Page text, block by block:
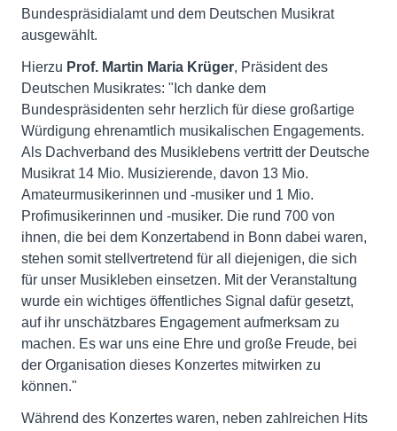
Bundespräsidialamt und dem Deutschen Musikrat
ausgewählt.
Hierzu Prof. Martin Maria Krüger, Präsident des
Deutschen Musikrates: "Ich danke dem
Bundespräsidenten sehr herzlich für diese großartige
Würdigung ehrenamtlich musikalischen Engagements.
Als Dachverband des Musiklebens vertritt der Deutsche
Musikrat 14 Mio. Musizierende, davon 13 Mio.
Amateurmusikerinnen und -musiker und 1 Mio.
Profimusikerinnen und -musiker. Die rund 700 von
ihnen, die bei dem Konzertabend in Bonn dabei waren,
stehen somit stellvertretend für all diejenigen, die sich
für unser Musikleben einsetzen. Mit der Veranstaltung
wurde ein wichtiges öffentliches Signal dafür gesetzt,
auf ihr unschätzbares Engagement aufmerksam zu
machen. Es war uns eine Ehre und große Freude, bei
der Organisation dieses Konzertes mitwirken zu
können."
Während des Konzertes waren, neben zahlreichen Hits